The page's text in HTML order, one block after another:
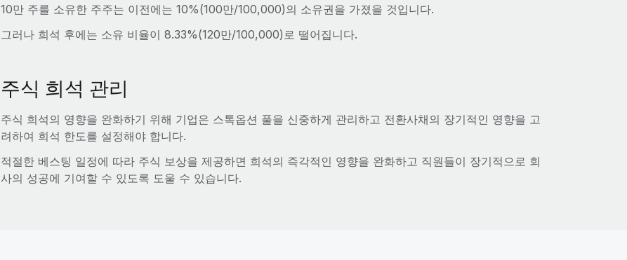
10만 주를 소유한 주주는 이전에는 10%(100만/100,000)의 소유권을 가졌을 것입니다.
그러나 희석 후에는 소유 비율이 8.33%(120만/100,000)로 떨어집니다.
주식 희석 관리
주식 희석의 영향을 완화하기 위해 기업은 스톡옵션 풀을 신중하게 관리하고 전환사채의 장기적인 영향을 고
려하여 희석 한도를 설정해야 합니다.
적절한 베스팅 일정에 따라 주식 보상을 제공하면 희석의 즉각적인 영향을 완화하고 직원들이 장기적으로 회
사의 성공에 기여할 수 있도록 도울 수 있습니다.